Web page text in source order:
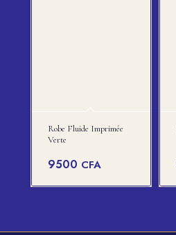
Robe Fluide Imprimée
Verte
9500 CFA